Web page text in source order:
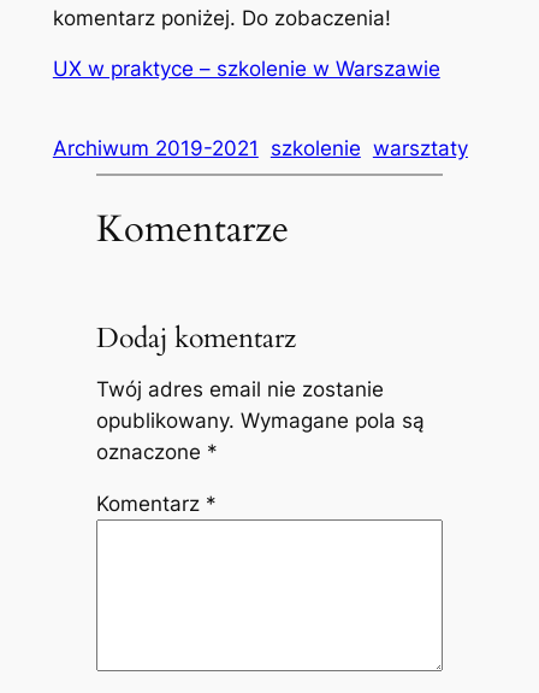
komentarz poniżej. Do zobaczenia!
UX w praktyce – szkolenie w Warszawie
Archiwum 2019-2021 szkolenie warsztaty
Komentarze
Dodaj komentarz
Twój adres email nie zostanie
opublikowany. Wymagane pola są
oznaczone *
Komentarz *